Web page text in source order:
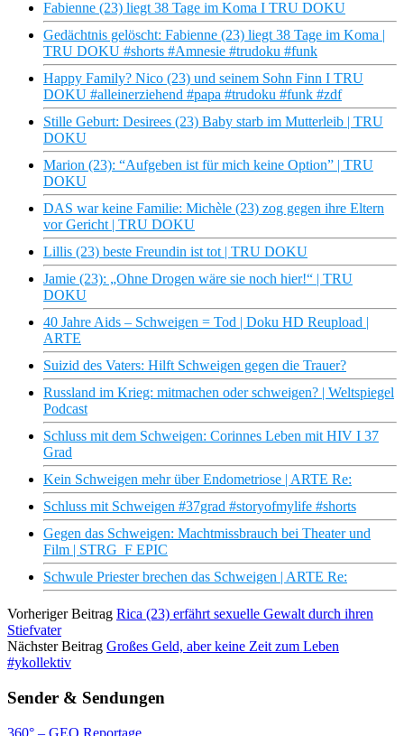
Fabienne (23) liegt 38 Tage im Koma I TRU DOKU
Gedächtnis gelöscht: Fabienne (23) liegt 38 Tage im Koma |
TRU DOKU #shorts #Amnesie #trudoku #funk
Happy Family? Nico (23) und seinem Sohn Finn I TRU
DOKU #alleinerziehend #papa #trudoku #funk #zdf
Stille Geburt: Desirees (23) Baby starb im Mutterleib | TRU
DOKU
Marion (23): “Aufgeben ist für mich keine Option” | TRU
DOKU
DAS war keine Familie: Michèle (23) zog gegen ihre Eltern
vor Gericht | TRU DOKU
Lillis (23) beste Freundin ist tot | TRU DOKU
Jamie (23): „Ohne Drogen wäre sie noch hier!“ | TRU
DOKU
40 Jahre Aids – Schweigen = Tod | Doku HD Reupload |
ARTE
Suizid des Vaters: Hilft Schweigen gegen die Trauer?
Russland im Krieg: mitmachen oder schweigen? | Weltspiegel
Podcast
Schluss mit dem Schweigen: Corinnes Leben mit HIV I 37
Grad
Kein Schweigen mehr über Endometriose | ARTE Re:
Schluss mit Schweigen #37grad #storyofmylife #shorts
Gegen das Schweigen: Machtmissbrauch bei Theater und
Film | STRG_F EPIC
Schwule Priester brechen das Schweigen | ARTE Re:
Vorheriger Beitrag Rica (23) erfährt sexuelle Gewalt durch ihren
Stiefvater
Nächster Beitrag Großes Geld, aber keine Zeit zum Leben
#ykollektiv
Sender & Sendungen
360° – GEO Reportage